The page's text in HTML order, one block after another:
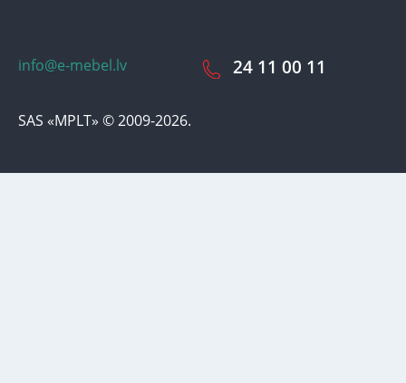
info@e-mebel.lv
SAS «MPLT» © 2009-2026.
24 11 00 11